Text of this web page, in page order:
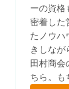
ーの資格
密着した
たノウハ
きしなが
田村商会
ちら。も